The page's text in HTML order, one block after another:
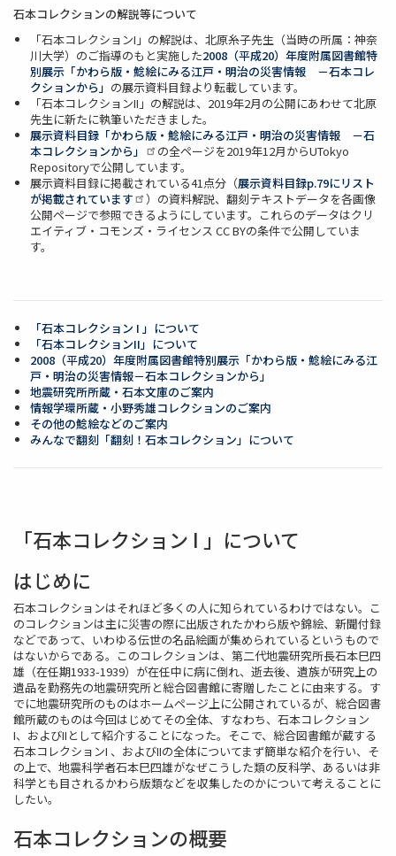
石本コレクションの解説等について
「石本コレクションI」の解説は、北原糸子先生（当時の所属：神奈
川大学）のご指導のもと実施した2008（平成20）年度附属図書館特
別展示「かわら版・鯰絵にみる江戸・明治の災害情報 －石本コレ
クションから」 の展示資料目録より転載しています。
「石本コレクションII」の解説は、2019年2月の公開にあわせて北原
先生に新たに執筆いただきました。
展示資料目録「かわら版・鯰絵にみる江戸・明治の災害情報 －石
本コレクションから」
の全ページを2019年12月からUTokyo
Repositoryで公開しています。
展示資料目録に掲載されている41点分（展示資料目録p.79にリスト
が掲載されています
）の資料解説、翻刻テキストデータを各画像
公開ページで参照できるようにしています。これらのデータはクリ
エイティブ・コモンズ・ライセンス CC BYの条件で公開していま
す。
「石本コレクション I 」について
「石本コレクションII」について
2008（平成20）年度附属図書館特別展示「かわら版・鯰絵にみる江
戸・明治の災害情報－石本コレクションから」
地震研究所所蔵・石本文庫のご案内
情報学環所蔵・小野秀雄コレクションのご案内
その他の鯰絵などのご案内
みんなで翻刻「翻刻！石本コレクション」について
「石本コレクション I 」について
はじめに
石本コレクションはそれほど多くの人に知られているわけではない。こ
のコレクションは主に災害の際に出版されたかわら版や錦絵、新聞付録
などであって、いわゆる伝世の名品絵画が集められているというもので
はないからである。このコレクションは、第二代地震研究所長石本巳四
雄（在任期1933-1939）が在任中に病に倒れ、逝去後、遺族が研究上の
遺品を勤務先の地震研究所と総合図書館に寄贈したことに由来する。す
でに地震研究所のものはホームページ上に公開されているが、総合図書
館所蔵のものは今回はじめてその全体、すなわち、石本コレクション
I、およびIIとして紹介することになった。そこで、総合図書館が蔵する
石本コレクションI 、およびIIの全体についてまず簡単な紹介を行い、そ
の上で、地震科学者石本巳四雄がなぜこうした類の反科学、あるいは非
科学とも目されるかわら版類などを収集したのかについて考えることに
したい。
石本コレクションの概要